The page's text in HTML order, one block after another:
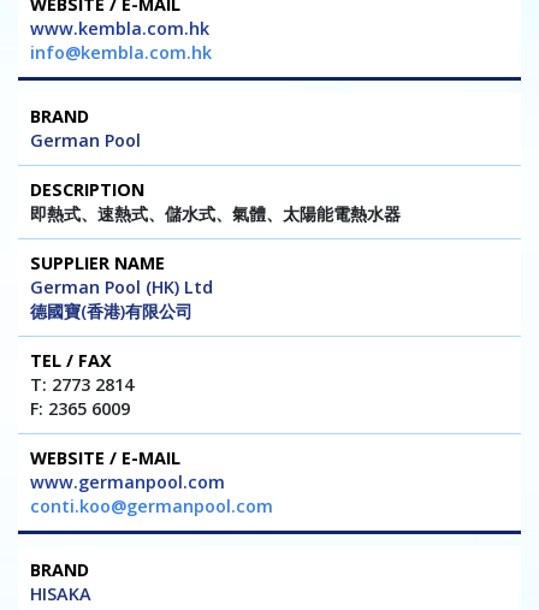
www.kembla.com.hk
info@kembla.com.hk
German Pool
即熱式、速熱式、儲水式、氣體、太陽能電熱水器
German Pool (HK) Ltd
德國寶(香港)有限公司
T: 2773 2814
F: 2365 6009
www.germanpool.com
conti.koo@germanpool.com
HISAKA